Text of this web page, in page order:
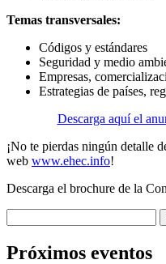
Temas transversales:
Códigos y estándares
Seguridad y medio
Empresas,
Estrategias de países,
Descarga aquí el
¡No te pierdas ningún detalle
web www.ehec.info!
Descarga el brochure de la
Próximos eventos